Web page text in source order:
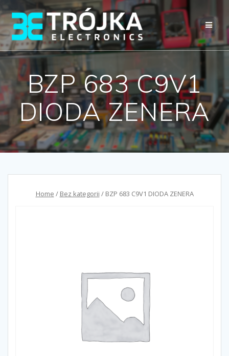
Przejdź
do
treści
BZP 683 C9V1
DIODA ZENERA
Home / Bez kategorii / BZP 683 C9V1 DIODA ZENERA